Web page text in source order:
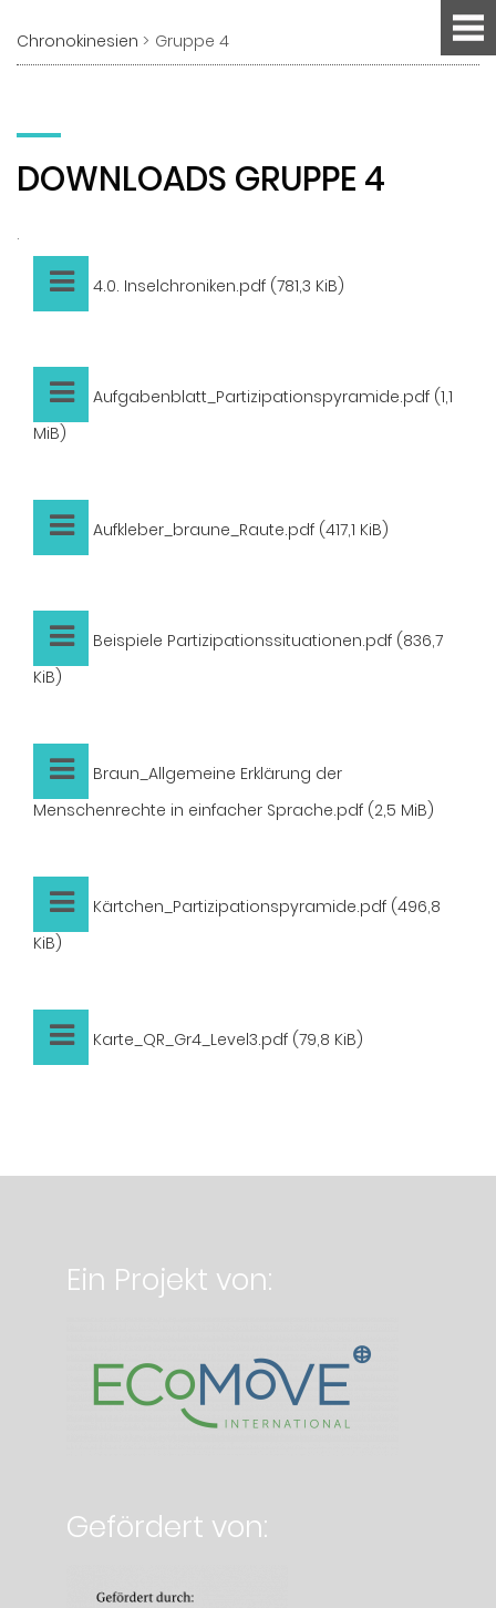
Chronokinesien Gruppe 4
DOWNLOADS GRUPPE 4
.
4.0. Inselchroniken.pdf (781,3 KiB)
Aufgabenblatt_Partizipationspyramide.pdf (1,1
MiB)
Aufkleber_braune_Raute.pdf (417,1 KiB)
Beispiele Partizipationssituationen.pdf (836,7
KiB)
Braun_Allgemeine Erklärung der
Menschenrechte in einfacher Sprache.pdf (2,5 MiB)
Kärtchen_Partizipationspyramide.pdf (496,8
KiB)
Karte_QR_Gr4_Level3.pdf (79,8 KiB)
Ein Projekt von:
Gefördert von: